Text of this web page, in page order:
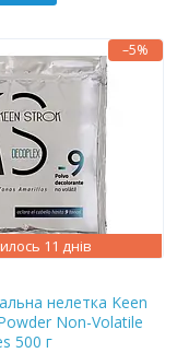
–5%
11 днів
нелетка Keen
Non-Volatile
500 г